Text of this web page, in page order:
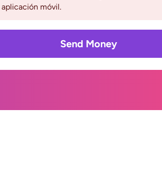
aplicación móvil.
Send Money